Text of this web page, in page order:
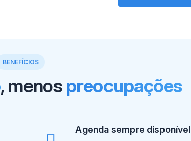
BENEFÍCIOS
, menos preocupações
Agenda sempre disponível